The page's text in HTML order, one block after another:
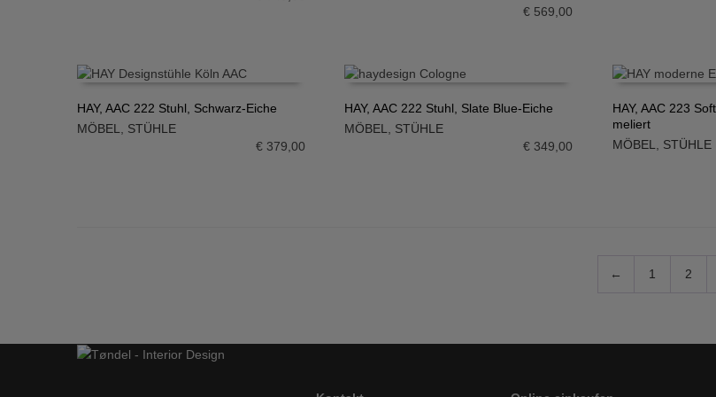
€ 569,00
IN DEN WARENKORB
HAY, AAC 222 Stuhl, Schwarz-Eiche
MÖBEL, STÜHLE
€379,00
IN DEN WARENKORB
HAY, AAC 222 Stuhl, Slate Blue-Eiche
MÖBEL, STÜHLE
€ 349,00
IN DEN
HAY, AAC 223
meliert
MÖBEL, STÜHLE
← 1 2